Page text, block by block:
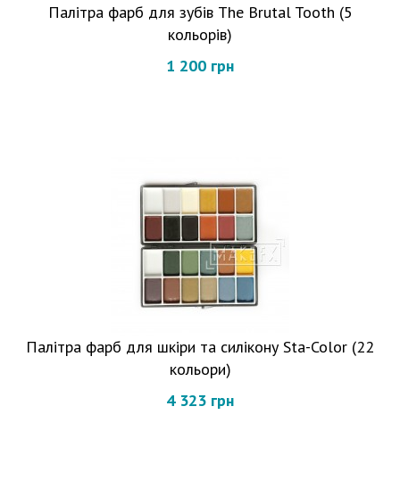
Палітра фарб для зубів The Brutal Tooth (5
кольорів)
1 200 грн
Палітра фарб для шкіри та силікону Sta-Color (22
кольори)
4 323 грн